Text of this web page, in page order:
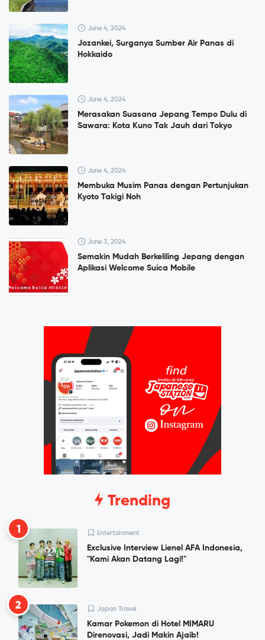
June 4, 2024
Jozankei, Surganya Sumber Air Panas di
Hokkaido
June 4, 2024
Merasakan Suasana Jepang Tempo Dulu di
Sawara: Kota Kuno Tak Jauh dari Tokyo
June 4, 2024
Membuka Musim Panas dengan Pertunjukan
Kyoto Takigi Noh
June 3, 2024
Semakin Mudah Berkeliling Jepang dengan
Aplikasi Welcome Suica Mobile
Trending
1 Entertainment
Exclusive Interview Lienel AFA Indonesia,
"Kami Akan Datang Lagi!"
2 Japan Travel
Kamar Pokemon di Hotel MIMARU
Direnovasi, Jadi Makin Ajaib!